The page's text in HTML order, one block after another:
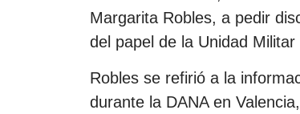
Margarita Robles, a pedir
del papel de la Unidad
Robles se refirió a la
durante la DANA en